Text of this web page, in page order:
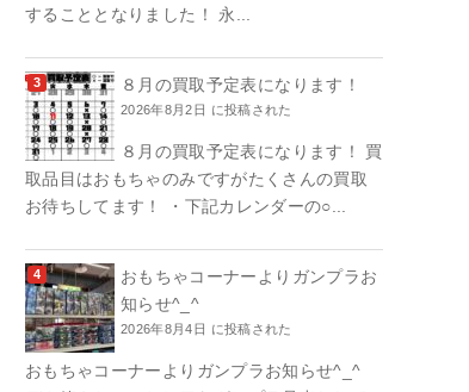
することとなりました！ 永...
８月の買取予定表になります！
2026年8月2日 に投稿された
８月の買取予定表になります！ 買
取品目はおもちゃのみですがたくさんの買取
お待ちしてます！ ・下記カレンダーの○...
おもちゃコーナーよりガンプラお
知らせ^_^
2026年8月4日 に投稿された
おもちゃコーナーよりガンプラお知らせ^_^